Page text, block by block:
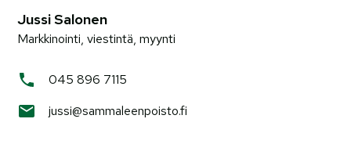
Jussi Salonen
Markkinointi, viestintä, myynti
045 896 7115
jussi@sammaleenpoisto.fi